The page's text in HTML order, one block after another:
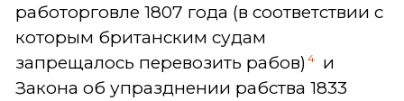
работорговле 1807 года (в соответствии с
которым британским судам
запрещалось перевозить рабов) 4
и
Закона об упразднении рабства 1833